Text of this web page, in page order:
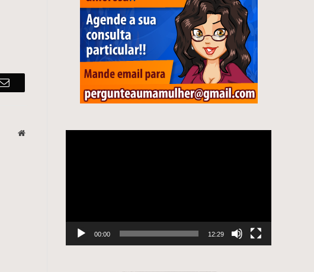
Email
Website
00:00 12:29